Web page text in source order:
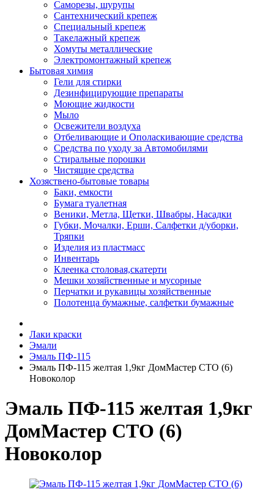
Саморезы, шурупы
Сантехнический крепеж
Специальный крепеж
Такелажный крепеж
Хомуты металлические
Электромонтажный крепеж
Бытовая химия
Гели для стирки
Дезинфицирующие препараты
Моющие жидкости
Мыло
Освежители воздуха
Отбеливающие и Ополаскивающие средства
Средства по уходу за Автомобилями
Стиральные порошки
Чистящие средства
Хозяствено-бытовые товары
Баки, емкости
Бумага туалетная
Веники, Метла, Щетки, Швабры, Насадки
Губки, Мочалки, Ерши, Салфетки д/уборки,
Тряпки
Изделия из пластмасс
Инвентарь
Клеенка столовая,скатерти
Мешки хозяйственные и мусорные
Перчатки и рукавицы хозяйственные
Полотенца бумажные, салфетки бумажные
Лаки краски
Эмали
Эмаль ПФ-115
Эмаль ПФ-115 желтая 1,9кг ДомМастер СТО (6)
Новоколор
Эмаль ПФ-115 желтая 1,9кг
ДомМастер СТО (6)
Новоколор